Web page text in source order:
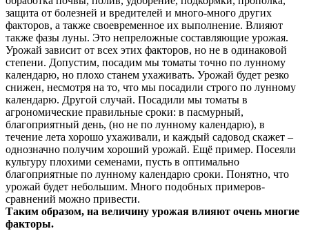
защита от болезней и вредителей и много-много других
факторов, а также своевременное их выполнение. Влияют
также фазы луны. Это непреложные составляющие урожая.
Урожай зависит от всех этих факторов, но не в одинаковой
степени. Допустим, посадим мы томаты точно по лунному
календарю, но плохо станем ухаживать. Урожай будет резко
снижен, несмотря на то, что мы посадили строго по лунному
календарю. Другой случай. Посадили мы томаты в
агрономические правильные сроки: в пасмурный,
благоприятный день, (но не по лунному календарю), в
течение лета хорошо ухаживали, и каждый садовод скажет –
однозначно получим хороший урожай. Ещё пример. Посеяли
культуру плохими семенами, пусть в оптимально
благоприятные по лунному календарю сроки. Понятно, что
урожай будет небольшим. Много подобных примеров-
сравнений можно привести.
Таким образом, на величину урожая влияют очень многие
факторы.